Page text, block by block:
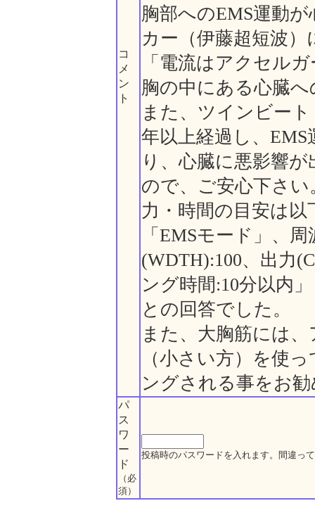
コ
メ
ン
ト
胸部へのEMS運動
カー（伊藤超短波
「電流はアクセル
胸の中にある心臓
また、ツインビー
年以上経過し、
り、心臓に悪影響
ので、ご安心下さ
力・時間の目安は
「EMSモード」、
(WDTH):100、出力
ング時間:10分以内」
との回答でした。
また、大胸筋には
（小さい方）を使
ングされる事をお
パ
ス
ワ
ー
ド
（必
須）
投稿時のパスワードを入れます。間違っ